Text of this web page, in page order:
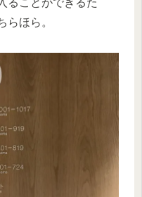
らほら。